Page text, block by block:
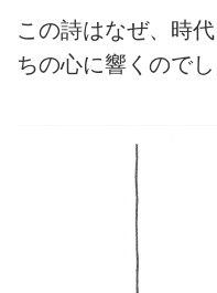
この詩はなぜ、時
ちの心に響くので